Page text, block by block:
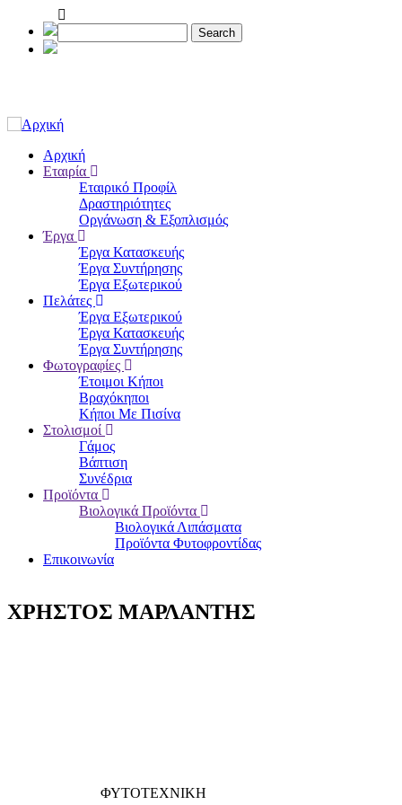
Παράκαμψη
προς
Main
navigation
Αρχική
Εταιρία
Εταιρικό Προφίλ
Δραστηριότητες
Οργάνωση & Εξοπλισμός
Έργα
Έργα Κατασκευής
Έργα Συντήρησης
Έργα Εξωτερικού
Πελάτες
Έργα Εξωτερικού
Έργα Κατασκευής
Έργα Συντήρησης
Φωτογραφίες
Έτοιμοι Κήποι
Βραχόκηποι
Κήποι Με Πισίνα
Στολισμοί
Γάμος
Βάπτιση
Συνέδρια
Προϊόντα
Βιολογικά Προϊόντα
Βιολογικά Λιπάσματα
Προϊόντα Φυτοφροντίδας
Επικοινωνία
ΧΡΗΣΤΟΣ ΜΑΡΛΑΝΤΗΣ
ΦΥΤΟΤΕΧΝΙΚΗ